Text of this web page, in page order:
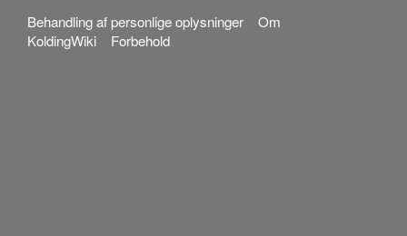
Behandling af personlige oplysninger
Om
KoldingWiki
Forbehold